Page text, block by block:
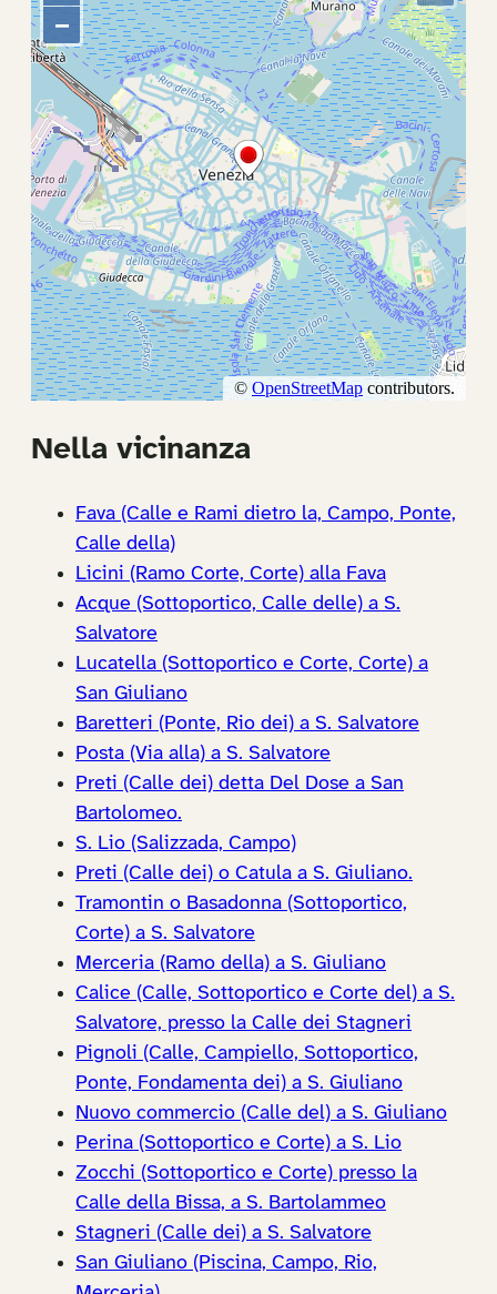
Nella vicinanza
Fava (Calle e Rami dietro la, Campo, Ponte,
Calle della)
Licini (Ramo Corte, Corte) alla Fava
Acque (Sottoportico, Calle delle) a S.
Salvatore
Lucatella (Sottoportico e Corte, Corte) a
San Giuliano
Baretteri (Ponte, Rio dei) a S. Salvatore
Posta (Via alla) a S. Salvatore
Preti (Calle dei) detta Del Dose a San
Bartolomeo.
S. Lio (Salizzada, Campo)
Preti (Calle dei) o Catula a S. Giuliano.
Tramontin o Basadonna (Sottoportico,
Corte) a S. Salvatore
Merceria (Ramo della) a S. Giuliano
Calice (Calle, Sottoportico e Corte del) a S.
Salvatore, presso la Calle dei Stagneri
Pignoli (Calle, Campiello, Sottoportico,
Ponte, Fondamenta dei) a S. Giuliano
Nuovo commercio (Calle del) a S. Giuliano
Perina (Sottoportico e Corte) a S. Lio
Zocchi (Sottoportico e Corte) presso la
Calle della Bissa, a S. Bartolammeo
Stagneri (Calle dei) a S. Salvatore
San Giuliano (Piscina, Campo, Rio,